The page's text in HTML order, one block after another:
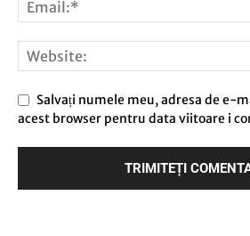
Salvați numele meu, adresa de e-
acest browser pentru data viitoare i